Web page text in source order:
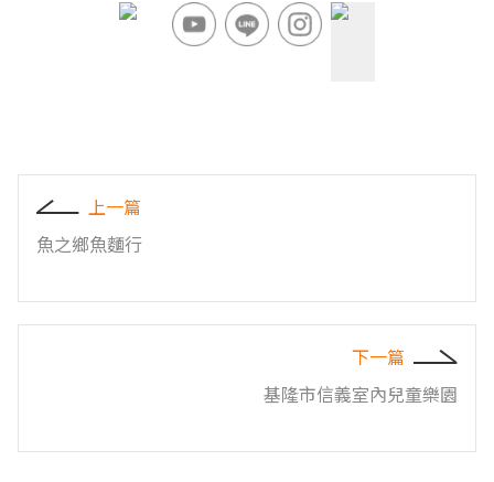
上一篇
魚之鄉魚麵行
下一篇
基隆市信義室內兒童樂園